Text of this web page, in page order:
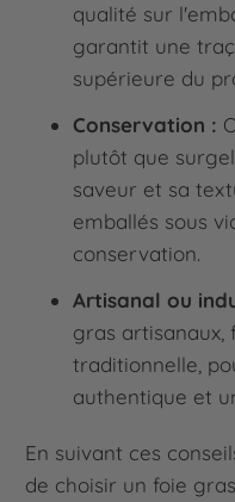
qualité sur
garantit une
supérieure du
Conservation :
plutôt que
saveur et sa
emballés sous
conservation.
Artisanal ou
gras artisanaux,
traditionnelle,
authentique et
En suivant ces
de choisir un foie